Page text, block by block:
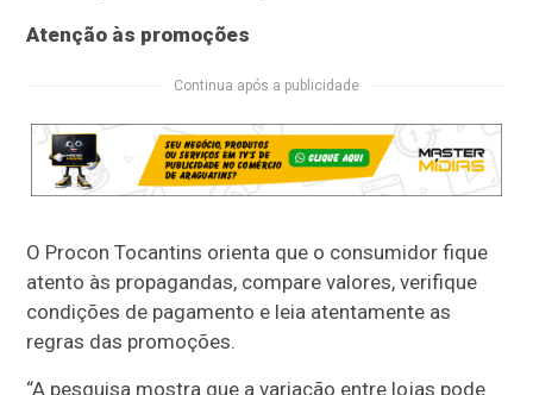
Atenção às promoções
Continua após a publicidade
O Procon Tocantins orienta que o consumidor fique
atento às propagandas, compare valores, verifique
condições de pagamento e leia atentamente as
regras das promoções.
“A pesquisa mostra que a variação entre lojas pode